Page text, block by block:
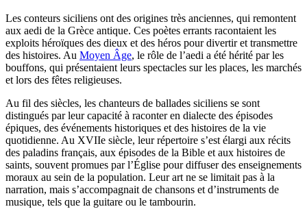
Les conteurs siciliens ont des origines très anciennes, qui remontent
aux aedi de la Grèce antique. Ces poètes errants racontaient les
exploits héroïques des dieux et des héros pour divertir et transmettre
des histoires. Au Moyen Âge, le rôle de l’aedi a été hérité par les
bouffons, qui présentaient leurs spectacles sur les places, les marchés
et lors des fêtes religieuses.
Au fil des siècles, les chanteurs de ballades siciliens se sont
distingués par leur capacité à raconter en dialecte des épisodes
épiques, des événements historiques et des histoires de la vie
quotidienne. Au XVIIe siècle, leur répertoire s’est élargi aux récits
des paladins français, aux épisodes de la Bible et aux histoires de
saints, souvent promues par l’Église pour diffuser des enseignements
moraux au sein de la population. Leur art ne se limitait pas à la
narration, mais s’accompagnait de chansons et d’instruments de
musique, tels que la guitare ou le tambourin.